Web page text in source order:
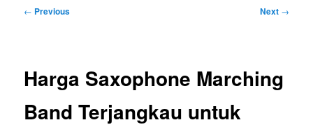
Post
← Previous Next →
Harga Saxophone Marching
Band Terjangkau untuk